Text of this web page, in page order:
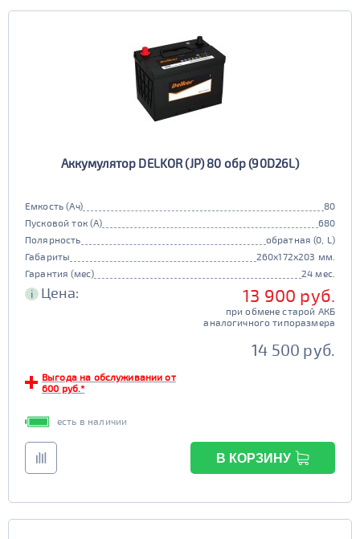
Аккумулятор DELKOR (JP) 80 обр (90D26L)
Емкость (Ач)
80
Пусковой ток (А)
680
Полярность
обратная (0, L)
Габариты
260x172x203 мм.
Гарантия (мес)
24 мес.
i Цена: 13 900 руб.
при обмене старой АКБ
аналогичного типоразмера
14 500 руб.
Выгода на обслуживании от
600 руб.*
есть в наличии
В КОРЗИНУ